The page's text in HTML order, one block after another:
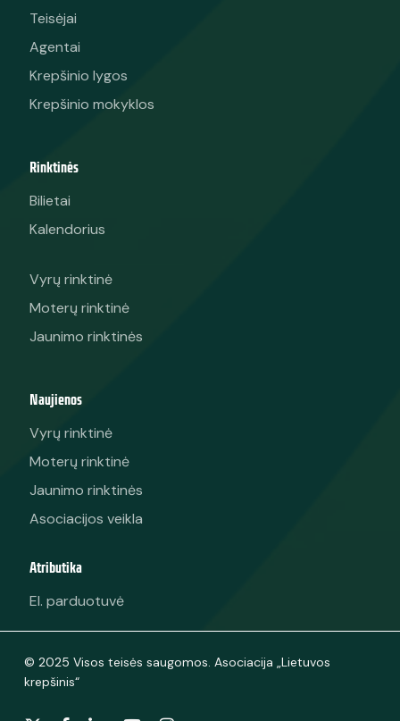
Teisėjai
Agentai
Krepšinio lygos
Krepšinio mokyklos
Rinktinės
Bilietai
Kalendorius
Vyrų rinktinė
Moterų rinktinė
Jaunimo rinktinės
Naujienos
Vyrų rinktinė
Moterų rinktinė
Jaunimo rinktinės
Asociacijos veikla
Atributika
El. parduotuvė
© 2025 Visos teisės saugomos. Asociacija „Lietuvos
krepšinis“